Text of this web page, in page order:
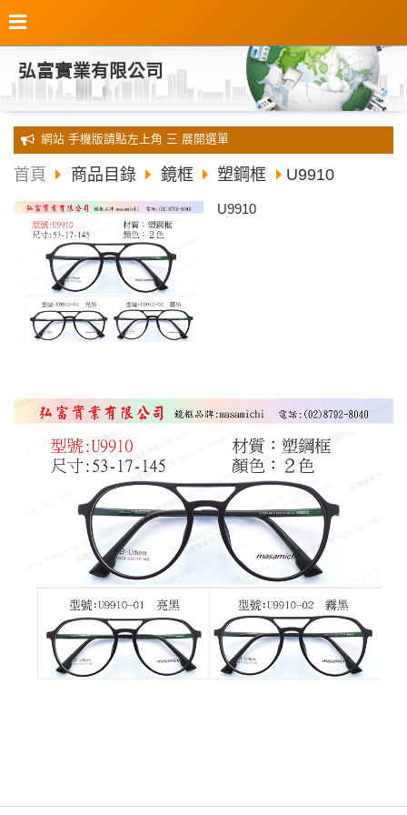
弘富實業有限公司
全新 網站 手機版請點左上角 三 展開選單
首頁 商品目錄 鏡框 塑鋼框 U9910
U9910